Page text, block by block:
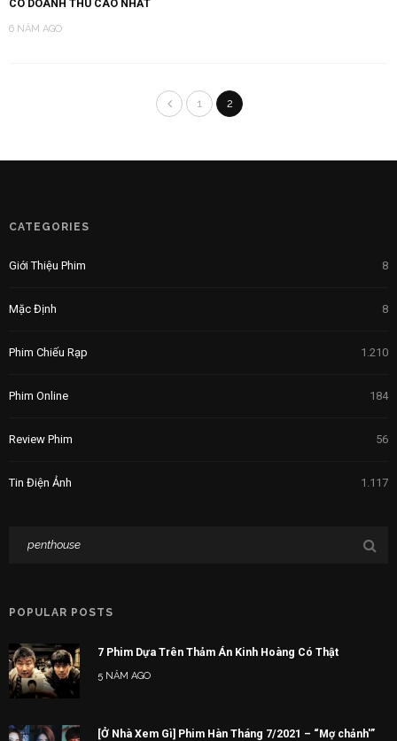
CÓ DOANH THU CAO NHẤT
6 NĂM AGO
1 2
CATEGORIES
Giới Thiệu Phim 8
Mặc Định 8
Phim Chiếu Rạp 1.210
Phim Online 184
Review Phim 56
Tin Điện Ảnh 1.117
POPULAR POSTS
7 Phim Dựa Trên Thảm Án Kinh Hoàng Có Thật
5 NĂM AGO
[Ở Nhà Xem Gì] Phim Hàn Tháng 7/2021 – “Mợ chảnh'”